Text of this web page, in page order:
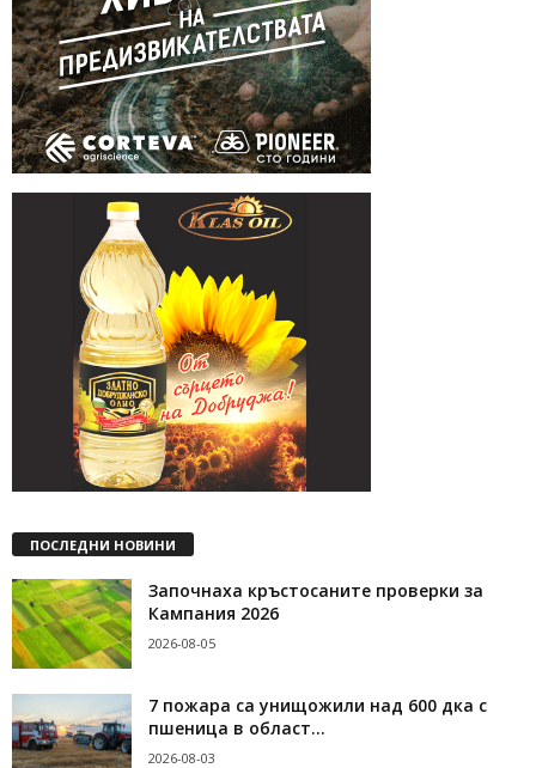
ПОСЛЕДНИ НОВИНИ
Започнаха кръстосаните проверки за
Кампания 2026
2026-08-05
7 пожара са унищожили над 600 дка с
пшеница в област...
2026-08-03